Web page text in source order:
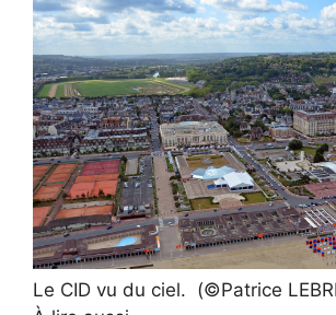
Le CID vu du ciel. (©Patrice